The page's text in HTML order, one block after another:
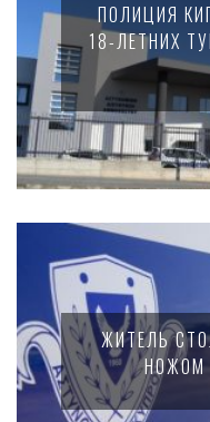
ПОЛИЦИЯ
18-ЛЕТНИХ
ЖИТЕЛЬ
НОЖОМ